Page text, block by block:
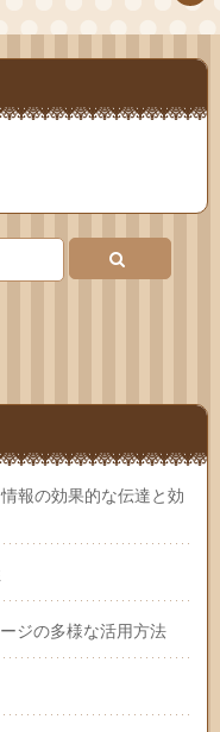
報の効果的な伝達と効
ジの多様な活用方法